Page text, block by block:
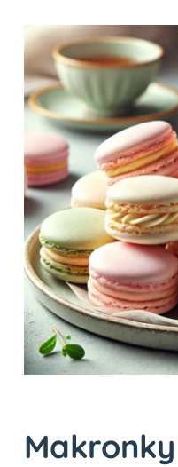
Makronky